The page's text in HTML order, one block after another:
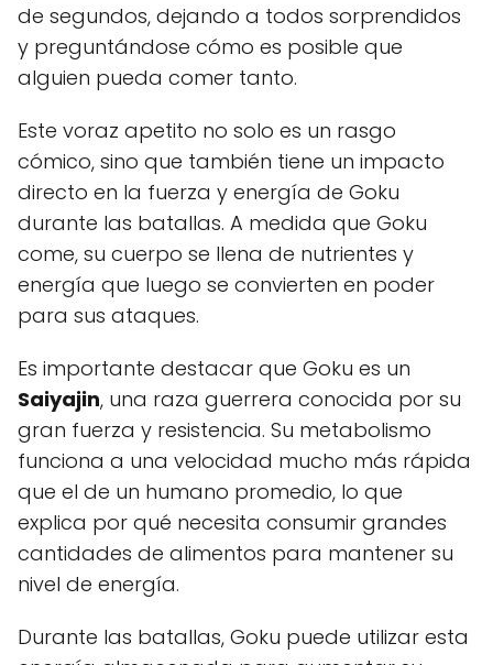
de segundos, dejando a todos sorprendidos
y preguntándose cómo es posible que
alguien pueda comer tanto.
Este voraz apetito no solo es un rasgo
cómico, sino que también tiene un impacto
directo en la fuerza y energía de Goku
durante las batallas. A medida que Goku
come, su cuerpo se llena de nutrientes y
energía que luego se convierten en poder
para sus ataques.
Es importante destacar que Goku es un
Saiyajin, una raza guerrera conocida por su
gran fuerza y resistencia. Su metabolismo
funciona a una velocidad mucho más rápida
que el de un humano promedio, lo que
explica por qué necesita consumir grandes
cantidades de alimentos para mantener su
nivel de energía.
Durante las batallas, Goku puede utilizar esta